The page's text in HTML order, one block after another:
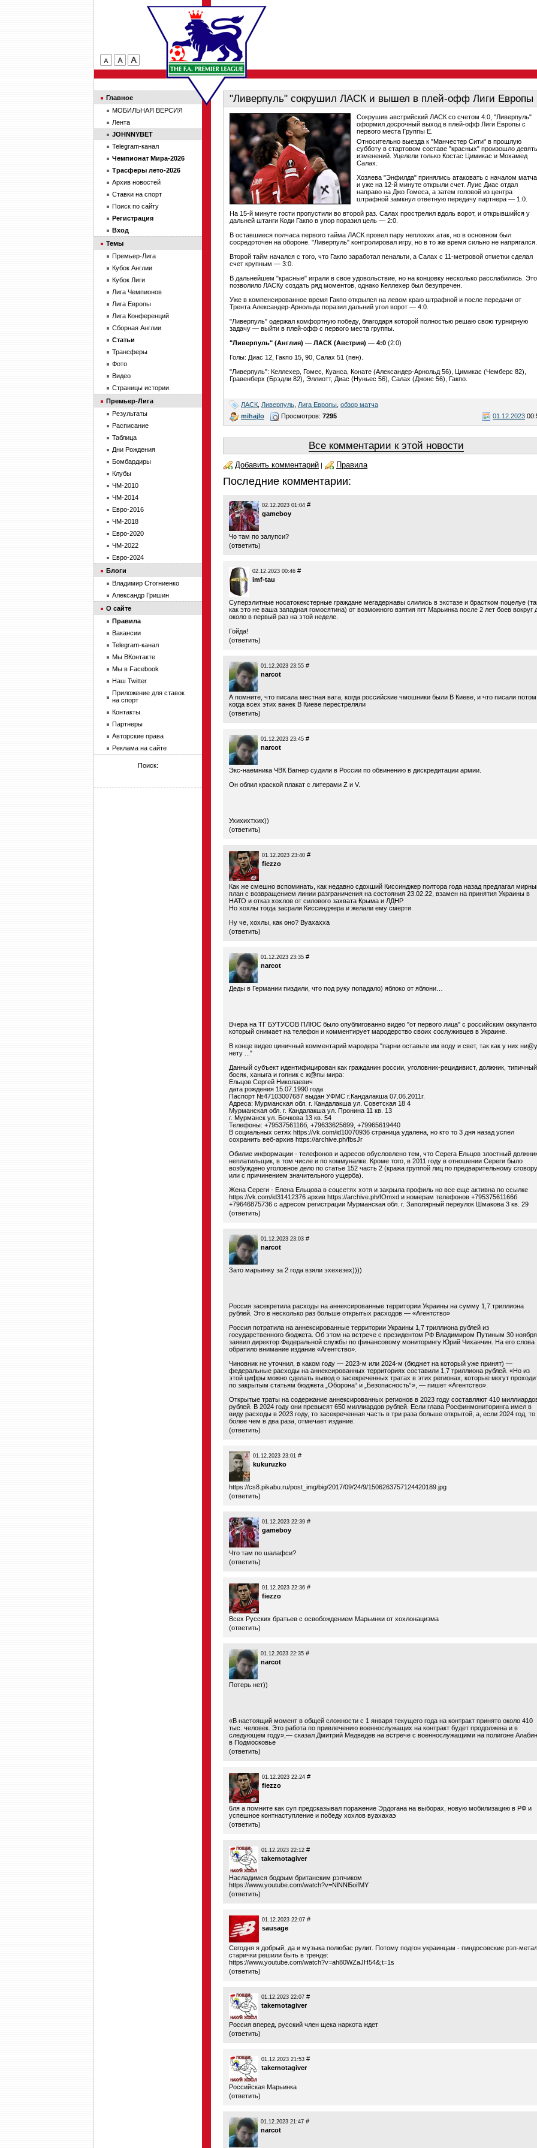
"Ливерпуль" сокрушил ЛАСК и вышел в плей-офф Лиги Европы
Сокрушив австрийский ЛАСК со счетом 4:0, "Ливерпуль"
оформил досрочный выход в плей-офф Лиги Европы с
первого места Группы E.
Относительно выезда к "Манчестер Сити" в прошлую
субботу в стартовом составе "красных" произошло девять
изменений. Уцелели только Костас Цимикас и Мохамед
Салах.
Хозяева "Энфилда" принялись атаковать с началом матча
и уже на 12-й минуте открыли счет. Луис Диас отдал
направо на Джо Гомеса, а затем головой из центра
штрафной замкнул ответную передачу партнера — 1:0.
На 15-й минуте гости пропустили во второй раз. Салах прострелил вдоль ворот, и открывшийся у
дальней штанги Коди Гакпо в упор поразил цель — 2:0.
В оставшиеся полчаса первого тайма ЛАСК провел пару неплохих атак, но в основном был
сосредоточен на обороне. "Ливерпуль" контролировал игру, но в то же время сильно не напрягался.
Второй тайм начался с того, что Гакпо заработал пенальти, а Салах с 11-метровой отметки сделал
счет крупным — 3:0.
В дальнейшем "красные" играли в свое удовольствие, но на концовку несколько расслабились. Это
позволило ЛАСКу создать ряд моментов, однако Келлехер был безупречен.
Уже в компенсированное время Гакпо открылся на левом краю штрафной и после передачи от
Трента Александер-Арнольда поразил дальний угол ворот — 4:0.
"Ливерпуль" одержал комфортную победу, благодаря которой полностью решаю свою турнирную
задачу — выйти в плей-офф с первого места группы.
"Ливерпуль" (Англия) — ЛАСК (Австрия) — 4:0 (2:0)
Голы: Диас 12, Гакпо 15, 90, Салах 51 (пен).
"Ливерпуль": Келлехер, Гомес, Куанса, Конате (Александер-Арнольд 56), Цимикас (Чемберс 82),
Гравенберх (Брэдли 82), Эллиотт, Диас (Нуньес 56), Салах (Джонс 56), Гакпо.
ЛАСК Ливерпуль Лига Европы обзор матча
mihajlo
01.12.2023
Просмотров: 7295
Все комментарии к этой новости
Добавить комментарий | Правила
Последние комментарии:
02.12.2023 01:04 #
gameboy
Чо там по залупси?
(ответить)
02.12.2023 00:46 #
imf-tau
Суперэлитные носатокекстерные граждане мегадержавы слились в экстазе и брастком поцелуе
как это не ваша западная гомосятина) от возможного взятия пгт Марьинка после 2 лет боев вокруг
около в первый раз на этой неделе.
Гойда!
(ответить)
01.12.2023 23:55 #
narcot
А помните, что писала местная вата, когда российские чмошники были В Киеве, и что писали
когда всех этих ванек В Киеве перестреляли
(ответить)
01.12.2023 23:45 #
narcot
Экс-наемника ЧВК Вагнер судили в России по обвинению в дискредитации армии.
Он облил краской плакат с литерами Z и V.
Ухихихтхих))
(ответить)
01.12.2023 23:40 #
fiezzo
Как же смешно вспоминать, как недавно сдохший Киссинджер полтора года назад предлагал
план с возвращением линии разграничения на состояния 23.02.22, взамен на принятия Украины в
НАТО и отказ хохлов от силового захвата Крыма и ЛДНР
Но хохлы тогда засрали Киссинджера и желали ему смерти
Ну че, хохлы, как оно? Вуахахха
(ответить)
01.12.2023 23:35 #
narcot
Деды в Германии пиздили, что под руку попадало) яблоко от яблони…
Вчера на ТГ БУТУСОВ ПЛЮС было опублиrованно видео "от первого лица" с российским
который снимает на телефон и комментирует мародерство своих сослуживцев в Украине.
В конце видео циничный комментарий мародера "парни оставьте им воду и свет, так как у них
нету ..."
Данный субъект идентифицирован как гражданин россии, уголовник-рецидивист, должник, типичный
босяк, ханыга и гопник с ж@пы мира:
Ельцов Сергей Николаевич
дата рождения 15.07.1990 года
Паспорт №47103007687 выдан УФМС г.Кандалакша 07.06.2011г.
Адреса: Мурманская обл. г. Кандалакша ул. Советская 18 4
Мурманская обл. г. Кандалакша ул. Пронина 11 кв. 13
г. Мурманск ул. Бочкова 13 кв. 54
Телефоны: +7953756116б, +79633625699, +79965619440
В социальных сетях https://vk.com/id10070936 страница удалена, но кто то 3 дня назад успел
сохранить веб-архив https://archive.ph/fbsJr
Обилие информации - телефонов и адресов обусловлено тем, что Серега Ельцов злостный
неплатильщик, в том числе и по коммуналке. Кроме того, в 2011 году в отношении Сереги было
возбуждено уголовное дело по статье 152 часть 2 (кража группой лиц по предварительному сговору
или с причинением значительного ущерба).
Жена Сереги - Елена Ельцова в соцсетях хотя и закрыла профиль но все еще активна по ссылке
https://vk.com/id31412376 архив https://archive.ph/fOmxd и номерам телефонов +79537561166б
+79646875736 с адресом регистрации Мурманская обл. г. Заполярный переулок Шмакова 3 кв. 29
(ответить)
01.12.2023 23:03 #
narcot
Зато марьинку за 2 года взяли эхехезех))))
Россия засекретила расходы на аннексированные территории Украины на сумму 1,7 триллиона
рублей. Это в несколько раз больше открытых расходов — «Агентство»
Россия потратила на аннексированные территории Украины 1,7 триллиона рублей из
государственного бюджета. Об этом на встрече с президентом РФ Владимиром Путиным 30 ноября
заявил директор Федеральной службы по финансовому мониторингу Юрий Чиханчин. На его слова
обратило внимание издание «Агентство».
Чиновник не уточнил, в каком году — 2023-м или 2024-м (бюджет на который уже принят) —
федеральные расходы на аннексированных территориях составили 1,7 триллиона рублей. «Но из
этой цифры можно сделать вывод о засекреченных тратах в этих регионах, которые могут
по закрытым статьям бюджета „Оборона“ и „Безопасность“», — пишет «Агентство».
Открытые траты на содержание аннексированных регионов в 2023 году составляют 410
рублей. В 2024 году они превысят 650 миллиардов рублей. Если глава Росфинмониторинга имел в
виду расходы в 2023 году, то засекреченная часть в три раза больше открытой, а, если 2024 год, то
более чем в два раза, отмечает издание.
(ответить)
01.12.2023 23:01 #
kukuruzko
https://cs8.pikabu.ru/post_img/big/2017/09/24/9/1506263757124420189.jpg
(ответить)
01.12.2023 22:39 #
gameboy
Что там по шалафси?
(ответить)
01.12.2023 22:36 #
fiezzo
Всех Русских братьев с освобождением Марьинки от хохлонацизма
(ответить)
01.12.2023 22:35 #
narcot
Потерь нет))
«В настоящий момент в общей сложности с 1 января текущего года на контракт принято около 410
тыс. человек. Это работа по привлечению военнослужащих на контракт будет продолжена и в
следующем году»,— сказал Дмитрий Медведев на встрече с военнослужащими на полигоне
в Подмосковье
(ответить)
01.12.2023 22:24 #
fiezzo
6ля а помните как суп предсказывал поражение Эрдогана на выборах, новую мобилизацию в РФ и
успешное контнаступление и победу хохлов вуахахаэ
(ответить)
01.12.2023 22:12 #
takernotagiver
Насладимся бодрым британским рэпчиком
https://www.youtube.com/watch?v=NlNNl5oifMY
(ответить)
01.12.2023 22:07 #
sausage
Сегодня я добрый, да и музыка полюбас рулит. Потому подгон украинцам - пиндосовские рэп-метал
старички решили быть в тренде:
https://www.youtube.com/watch?v=ah80WZaJH54&;t=1s
(ответить)
01.12.2023 22:07 #
takernotagiver
Россия вперед, русский член щека наркота ждет
(ответить)
01.12.2023 21:53 #
takernotagiver
Российская Марьинка
(ответить)
01.12.2023 21:47 #
narcot
Главное
МОБИЛЬНАЯ ВЕРСИЯ
Лента
JOHNNYBET
Telegram-канал
Чемпионат Мира-2026
Трасферы лето-2026
Архив новостей
Ставки на спорт
Поиск по сайту
Регистрация
Вход
Темы
Премьер-Лига
Кубок Англии
Кубок Лиги
Лига Чемпионов
Лига Европы
Лига Конференций
Сборная Англии
Статьи
Трансферы
Фото
Видео
Страницы истории
Премьер-Лига
Результаты
Расписание
Таблица
Дни Рождения
Бомбардиры
Клубы
ЧМ-2010
ЧМ-2014
Евро-2016
ЧМ-2018
Евро-2020
ЧМ-2022
Евро-2024
Блоги
Владимир Стогниенко
Александр Гришин
О сайте
Правила
Вакансии
Telegram-канал
Мы ВКонтакте
Мы в Facebook
Наш Twitter
Приложение для ставок
на спорт
Контакты
Партнеры
Авторские права
Реклама на сайте
Поиск: